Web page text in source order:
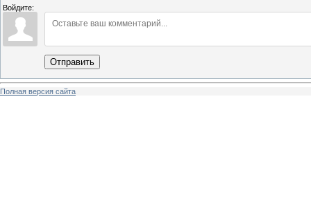
Войдите:
Отправить
Полная версия сайта